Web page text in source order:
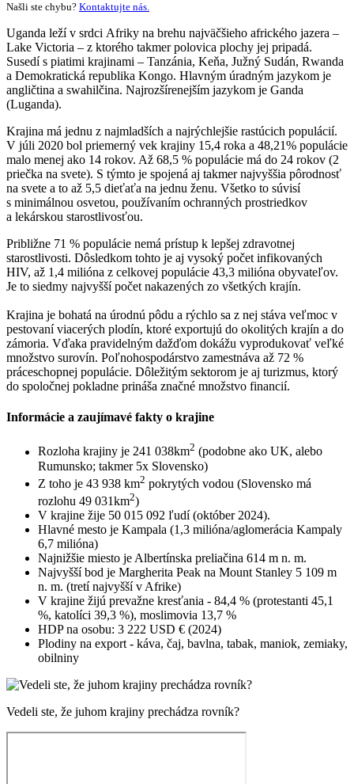
Našli ste chybu? Kontaktujte nás.
Uganda leží v srdci Afriky na brehu najväčšieho afrického jazera –
Lake Victoria – z ktorého takmer polovica plochy jej pripadá.
Susedí s piatimi krajinami – Tanzánia, Keňa, Južný Sudán, Rwanda
a Demokratická republika Kongo. Hlavným úradným jazykom je
angličtina a swahilčina. Najrozšírenejším jazykom je Ganda
(Luganda).
Krajina má jednu z najmladších a najrýchlejšie rastúcich populácií.
V júli 2020 bol priemerný vek krajiny 15,4 roka a 48,21% populácie
malo menej ako 14 rokov. Až 68,5 % populácie má do 24 rokov (2
priečka na svete). S týmto je spojená aj takmer najvyššia pôrodnosť
na svete a to až 5,5 dieťaťa na jednu ženu. Všetko to súvisí
s minimálnou osvetou, používaním ochranných prostriedkov
a lekárskou starostlivosťou.
Približne 71 % populácie nemá prístup k lepšej zdravotnej
starostlivosti. Dôsledkom tohto je aj vysoký počet infikovaných
HIV, až 1,4 milióna z celkovej populácie 43,3 milióna obyvateľov.
Je to siedmy najvyšší počet nakazených zo všetkých krajín.
Krajina je bohatá na úrodnú pôdu a rýchlo sa z nej stáva veľmoc v
pestovaní viacerých plodín, ktoré exportujú do okolitých krajín a do
zámoria. Vďaka pravidelným dažďom dokážu vyprodukovať veľké
množstvo surovín. Poľnohospodárstvo zamestnáva až 72 %
práceschopnej populácie. Dôležitým sektorom je aj turizmus, ktorý
do spoločnej pokladne prináša značné množstvo financií.
Informácie a zaujímavé fakty o krajine
Rozloha krajiny je 241 038km2 (podobne ako UK, alebo
Rumunsko; takmer 5x Slovensko)
Z toho je 43 938 km2 pokrytých vodou (Slovensko má
rozlohu 49 031km2)
V krajine žije 50 015 092 ľudí (október 2024).
Hlavné mesto je Kampala (1,3 milióna/aglomerácia Kampaly
6,7 milióna)
Najnižšie miesto je Albertínska preliačina 614 m n. m.
Najvyšší bod je Margherita Peak na Mount Stanley 5 109 m
n. m. (tretí najvyšší v Afrike)
V krajine žijú prevažne kresťania - 84,4 % (protestanti 45,1
%, katolíci 39,3 %), moslimovia 13,7 %
HDP na osobu: 3 222 USD € (2024)
Plodiny na export - káva, čaj, bavlna, tabak, maniok, zemiaky,
obilniny
Vedeli ste, že juhom krajiny prechádza rovník?